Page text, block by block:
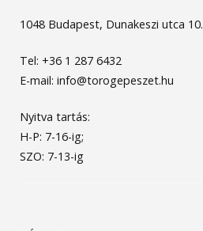
1048 Budapest, Dunakeszi utca 10.
Tel: +36 1 287 6432
E-mail: info@torogepeszet.hu
Nyitva tartás:
H-P: 7-16-ig;
SZO: 7-13-ig